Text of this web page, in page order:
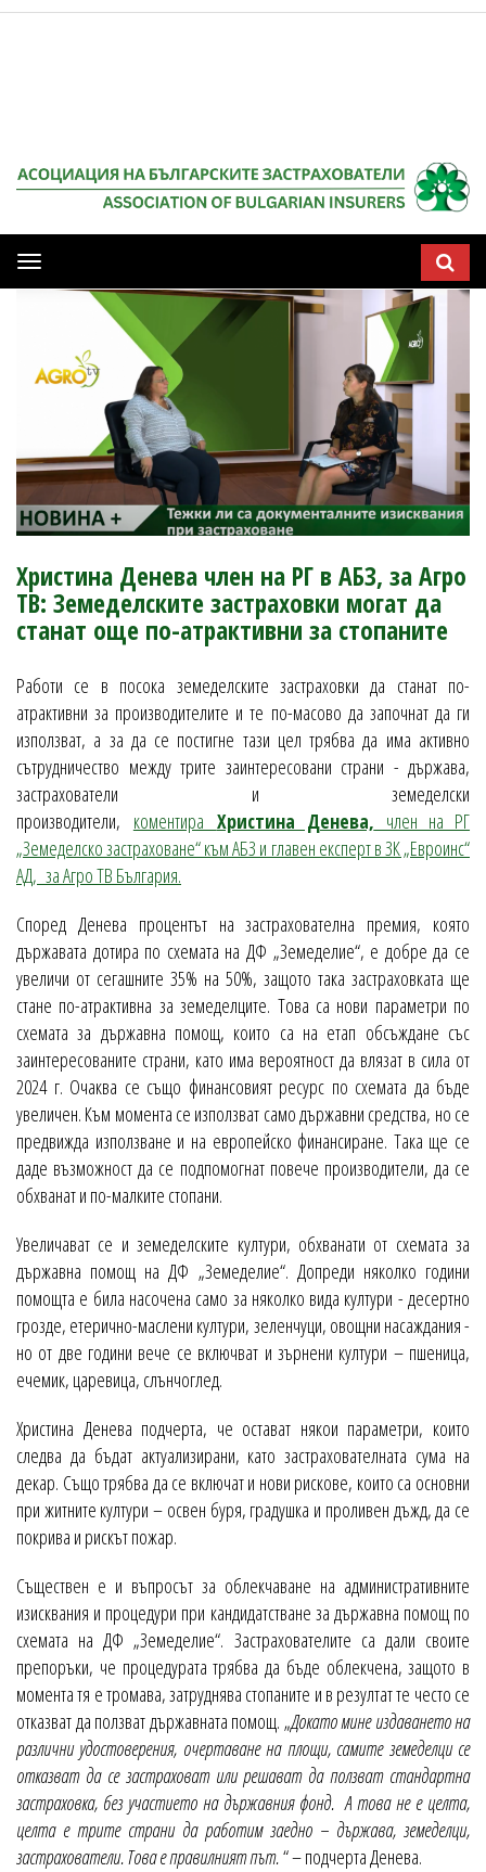
Мобилна
навигация
Христина Денева член на РГ в АБЗ, за Агро
ТВ: Земеделските застраховки могат да
станат още по-атрактивни за стопаните
Работи се в посока земеделските застраховки да станат по-
атрактивни за производителите и те по-масово да започнат да ги
използват, а за да се постигне тази цел трябва да има активно
сътрудничество между трите заинтересовани страни - държава,
застрахователи и земеделски
производители, коментира Христина Денева, член на РГ
„Земеделско застраховане“ към АБЗ и главен експерт в ЗК „Евроинс“
АД, за Агро ТВ България.
Според Денева процентът на застрахователна премия, която
държавата дотира по схемата на ДФ „Земеделие“, е добре да се
увеличи от сегашните 35% на 50%, защото така застраховката ще
стане по-атрактивна за земеделците. Това са нови параметри по
схемата за държавна помощ, които са на етап обсъждане със
заинтересованите страни, като има вероятност да влязат в сила от
2024 г. Очаква се също финансовият ресурс по схемата да бъде
увеличен. Към момента се използват само държавни средства, но се
предвижда използване и на европейско финансиране. Така ще се
даде възможност да се подпомогнат повече производители, да се
обхванат и по-малките стопани.
Увеличават се и земеделските култури, обхванати от схемата за
държавна помощ на ДФ „Земеделие“. Допреди няколко години
помощта е била насочена само за няколко вида култури - десертно
грозде, етерично-маслени култури, зеленчуци, овощни насаждания -
но от две години вече се включват и зърнени култури – пшеница,
ечемик, царевица, слънчоглед.
Христина Денева подчерта, че остават някои параметри, които
следва да бъдат актуализирани, като застрахователната сума на
декар. Също трябва да се включат и нови рискове, които са основни
при житните култури – освен буря, градушка и проливен дъжд, да се
покрива и рискът пожар.
Съществен е и въпросът за облекчаване на административните
изисквания и процедури при кандидатстване за държавна помощ по
схемата на ДФ „Земеделие“. Застрахователите са дали своите
препоръки, че процедурата трябва да бъде облекчена, защото в
момента тя е тромава, затруднява стопаните и в резултат те често се
отказват да ползват държавната помощ. „Докато мине издаването на
различни удостоверения, очертаване на площи, самите земеделци се
отказват да се застраховат или решават да ползват стандартна
застраховка, без участието на държавния фонд. А това не е целта,
целта е трите страни да работим заедно – държава, земеделци,
застрахователи. Това е правилният път.“ – подчерта Денева.